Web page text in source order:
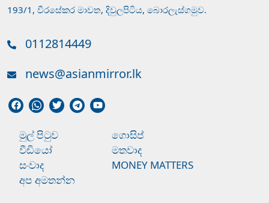
193/1, වීරසේකර මාවත, දිවුලපිටිය, බොරලැස්ගමුව.
0112814449
news@asianmirror.lk
මුල් පිටුව
ගොසිප්
වීඩියෝ
මතවාද
සංවාද
MONEY MATTERS
අප අමතන්න